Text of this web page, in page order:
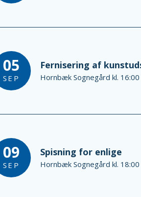
05
SEP
Fernisering af
Hornbæk Sognegård kl.
09
SEP
Spisning for enlige
Hornbæk Sognegård kl.